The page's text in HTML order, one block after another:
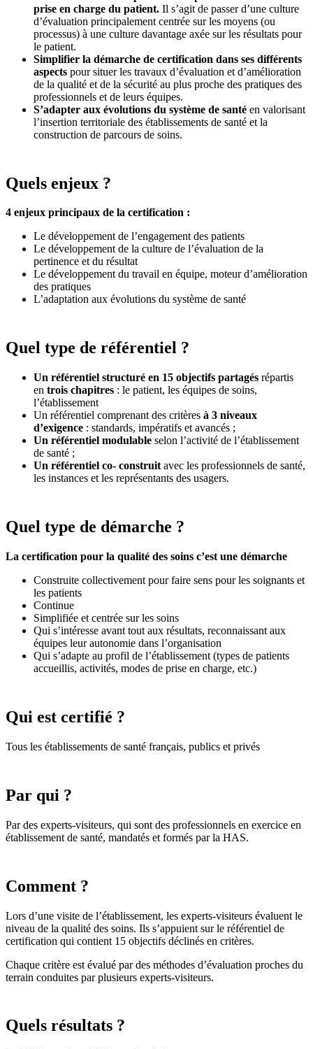
prise en charge du patient. Il s’agit de passer d’une culture
d’évaluation principalement centrée sur les moyens (ou
processus) à une culture davantage axée sur les résultats pour
le patient.
Simplifier la démarche de certification dans ses différents
aspects pour situer les travaux d’évaluation et d’amélioration
de la qualité et de la sécurité au plus proche des pratiques des
professionnels et de leurs équipes.
S’adapter aux évolutions du système de santé en valorisant
l’insertion territoriale des établissements de santé et la
construction de parcours de soins.
Quels enjeux ?
4 enjeux principaux de la certification :
Le développement de l’engagement des patients
Le développement de la culture de l’évaluation de la
pertinence et du résultat
Le développement du travail en équipe, moteur d’amélioration
des pratiques
L’adaptation aux évolutions du système de santé
Quel type de référentiel ?
Un référentiel structuré en 15 objectifs partagés répartis
en trois chapitres : le patient, les équipes de soins,
l’établissement
Un référentiel comprenant des critères à 3 niveaux
d’exigence : standards, impératifs et avancés ;
Un référentiel modulable selon l’activité de l’établissement
de santé ;
Un référentiel co- construit avec les professionnels de santé,
les instances et les représentants des usagers.
Quel type de démarche ?
La certification pour la qualité des soins c’est une démarche
Construite collectivement pour faire sens pour les soignants et
les patients
Continue
Simplifiée et centrée sur les soins
Qui s’intéresse avant tout aux résultats, reconnaissant aux
équipes leur autonomie dans l’organisation
Qui s’adapte au profil de l’établissement (types de patients
accueillis, activités, modes de prise en charge, etc.)
Qui est certifié ?
Tous les établissements de santé français, publics et privés
Par qui ?
Par des experts-visiteurs, qui sont des professionnels en exercice en
établissement de santé, mandatés et formés par la HAS.
Comment ?
Lors d’une visite de l’établissement, les experts-visiteurs évaluent le
niveau de la qualité des soins. Ils s’appuient sur le référentiel de
certification qui contient 15 objectifs déclinés en critères.
Chaque critère est évalué par des méthodes d’évaluation proches du
terrain conduites par plusieurs experts-visiteurs.
Quels résultats ?